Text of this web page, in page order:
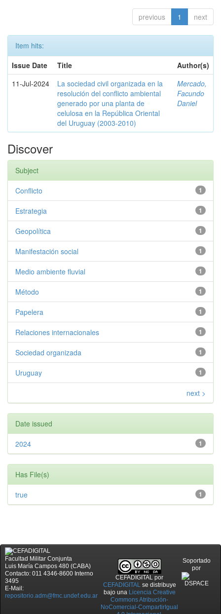
previous 1 next
Item hits:
Issue Date
Title
Author(s)
11-Jul-2024
La sociedad civil organizada en la
resolución del conflicto ambiental
generado por una planta de
celulosa en la República Oriental
del Uruguay (2003-2010)
Mercado,
Facundo
Daniel
Discover
Subject
1
Conflicto
1
Estrategia
1
Geopolítica
1
Manifestación social
1
Medio ambiente fluvial
1
Método
1
Papelera
1
Relaciones internacionales
1
Sociedad organizada
1
Uruguay
next >
Date issued
1
2024
Has File(s)
1
true
Facultad Militar Conjunta
Luis María Campos 480 (CABA)
Contacto: 011 4346-8600 Interno
3495
E-Mail:
repositorio.adm@fmc.undef.edu.ar
CEFADIGITAL por
CEFADIGITALse distribuye
bajo una Licencia Creative
Commons Atribución-
NoComercial-CompartirIgual
Soportado
por